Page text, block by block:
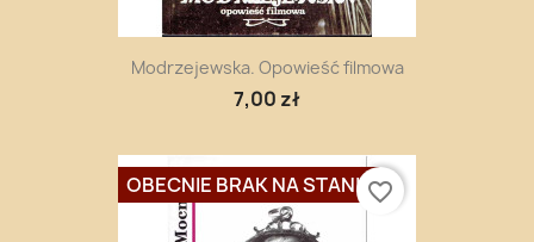
Modrzejewska. Opowieść filmowa
7,00 zł
OBECNIE BRAK NA STANIEfavorite_border